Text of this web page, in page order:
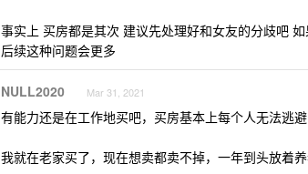
事实上 买房都是其次 建议先处理好和女友的分歧吧
后续这种问题会更多
NULL2020 Mar 31, 2021
有能力还是在工作地买吧，买房基本上每个人无法逃避
我就在老家买了，现在想卖都卖不掉，一年到头放着